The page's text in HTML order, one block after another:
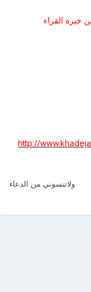
http://
ولاتنسوني من الدعاء